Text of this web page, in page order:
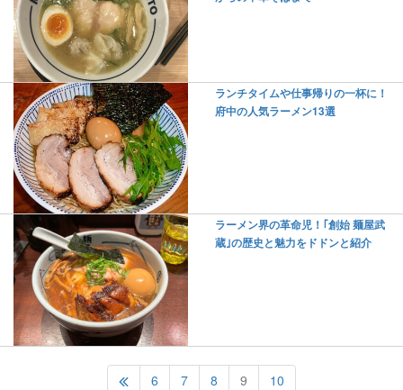
ランチタイムや仕事帰りの一杯に！
府中の人気ラーメン13選
ラーメン界の革命児！｢創始 麺屋武
蔵｣の歴史と魅力をドドンと紹介
6 7 8 9 10